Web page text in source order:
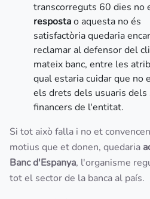
transcorreguts 60 dies no
respostao aquesta no és
satisfactòria quedaria
reclamar al defensor del
mateix banc, entre les
qual estaria cuidar que no
els drets dels usuaris dels
financers de l'entitat.
Si tot això falla i no et
motius que et donen, quedaria
Banc d'Espanya, l'organisme
tot el sector de la banca al país.